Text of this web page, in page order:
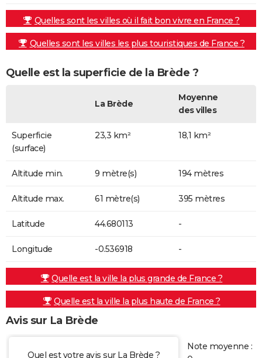
Quelles sont les villes où il fait bon vivre en France ?
Quelles sont les villes les plus touristiques de France ?
Quelle est la superficie de la Brède ?
La Brède
Moyenne
des villes
Superficie
(surface)
23,3 km² 18,1 km²
Altitude min. 9 mètre(s) 194 mètres
Altitude max. 61 mètre(s) 395 mètres
Latitude 44.680113 -
Longitude -0.536918 -
Quelle est la ville la plus grande de France ?
Quelle est la ville la plus haute de France ?
Avis sur La Brède
Quel est votre avis sur La Brède ?
Note moyenne :